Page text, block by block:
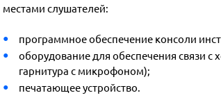
местами слушателей:
программное обеспечение консоли
оборудование для обеспечения связи
гарнитура с микрофоном);
печатающее устройство.